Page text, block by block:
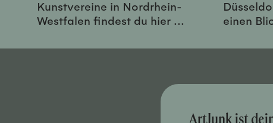
Kunstvereine in Nordrhein-
Westfalen findest du hier ...
einen
ArtJunk ist